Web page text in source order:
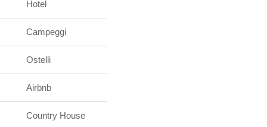
Hotel
Campeggi
Ostelli
Airbnb
Country House